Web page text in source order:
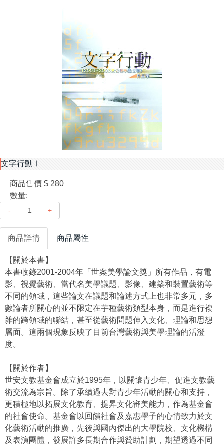
文字行動Ⅰ
商品售價 $ 280
數量:
- +
商品詳情 商品屬性
【關於本書】
本書收錄2001-2004年「世案美學論文獎」所有作品，有電
影、視覺藝術、當代名美學議題、影像、建築和裝置藝術等
不同的領域，這些論文在議題和論述方式上也非常多元，多
數論者所關心的並不限定在芋種藝術類型本身，而是進行複
雜的跨領域的聯結，甚至從藝術問題伸入文化、理論和思想
層面。這兩個現象反映了目前台灣藝術與美學理論的活澄
度。
【關於作者】
世安文教基金會成立於1995年，以關懷青少年、促進文教藝
術交流為宗旨。除了承續過去對青少年活動的關心和支持，
更積極地以拓展文化教育、提昇文化審美能力，作為基金會
的社會使命。基金會以回饋社會及嘉惠學子的心情致力於文
化藝術活動的推廣，先後與國內傑出的大學院校、文化機構
及表演團體，發展許多長期合作與贊助計劃，期望透過不同